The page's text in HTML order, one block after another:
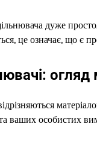
дуже
це означає, що є
огляд
та ваших особистих